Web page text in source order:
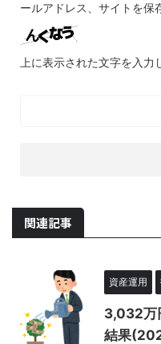
ールアドレス、サイトを保
上に表示された文字を入力
関連記事
資産運用
3,032万
結果